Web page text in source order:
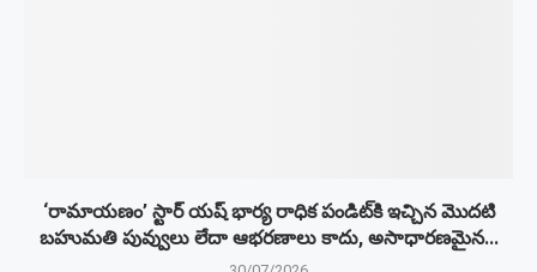
‘రామాయణం’ స్టార్ యష్ భార్య రాధిక పండిట్‌కి ఇచ్చిన మొదటి
బహుమతి పువ్వులు లేదా ఆభరణాలు కాదు, అసాధారణమైన...